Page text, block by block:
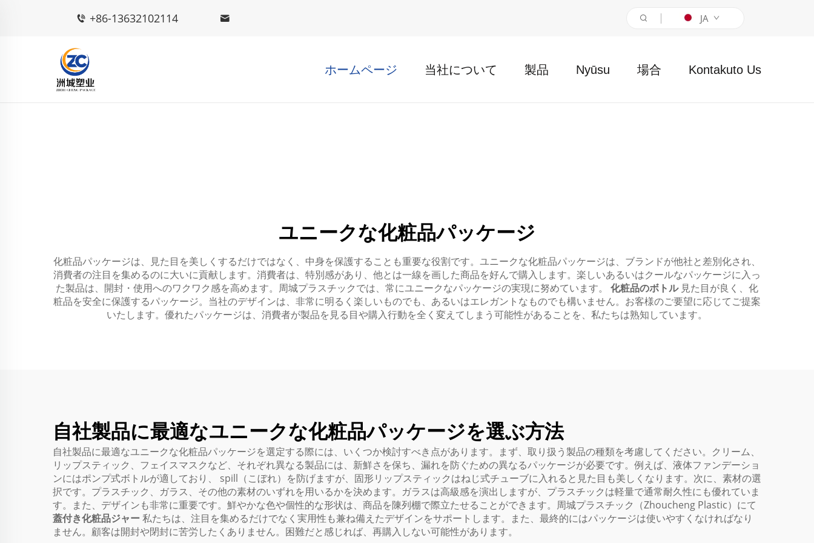
+86-13632102114 JA
ホームページ 当社について 製品 Nyūsu 場合 Kontakuto Us
ユニークな化粧品パッケージ
化粧品パッケージは、見た目を美しくするだけではなく、中身を保護することも重要な役割です。ユニークな化粧品パッケージは、ブランドが他社と差別化され、
消費者の注目を集めるのに大いに貢献します。消費者は、特別感があり、他とは一線を画した商品を好んで購入します。楽しいあるいはクールなパッケージに入っ
た製品は、開封・使用へのワクワク感を高めます。周城プラスチックでは、常にユニークなパッケージの実現に努めています。 化粧品のボトル 見た目が良く、化
粧品を安全に保護するパッケージ。当社のデザインは、非常に明るく楽しいものでも、あるいはエレガントなものでも構いません。お客様のご要望に応じてご提案
いたします。優れたパッケージは、消費者が製品を見る目や購入行動を全く変えてしまう可能性があることを、私たちは熟知しています。
自社製品に最適なユニークな化粧品パッケージを選ぶ方法
自社製品に最適なユニークな化粧品パッケージを選定する際には、いくつか検討すべき点があります。まず、取り扱う製品の種類を考慮してください。クリーム、
リップスティック、フェイスマスクなど、それぞれ異なる製品には、新鮮さを保ち、漏れを防ぐための異なるパッケージが必要です。例えば、液体ファンデーショ
ンにはポンプ式ボトルが適しており、 spill（こぼれ）を防げますが、固形リップスティックはねじ式チューブに入れると見た目も美しくなります。次に、素材の選
択です。プラスチック、ガラス、その他の素材のいずれを用いるかを決めます。ガラスは高級感を演出しますが、プラスチックは軽量で通常耐久性にも優れていま
す。また、デザインも非常に重要です。鮮やかな色や個性的な形状は、商品を陳列棚で際立たせることができます。周城プラスチック（Zhoucheng Plastic）にて
蓋付き化粧品ジャー私たちは、注目を集めるだけでなく実用性も兼ね備えたデザインをサポートします。また、最終的にはパッケージは使いやすくなければなり
ません。顧客は開封や閉封に苦労したくありません。困難だと感じれば、再購入しない可能性があります。